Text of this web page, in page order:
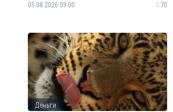
05.08.2026 09:00 70
Деньги